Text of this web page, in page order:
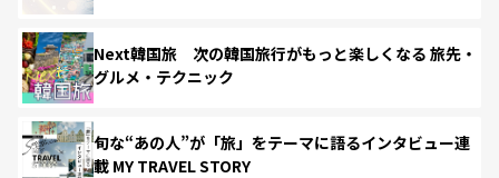
Next韓国旅 次の韓国旅行がもっと楽しくなる 旅先・
グルメ・テクニック
旬な“あの人”が「旅」をテーマに語るインタビュー連
載 MY TRAVEL STORY